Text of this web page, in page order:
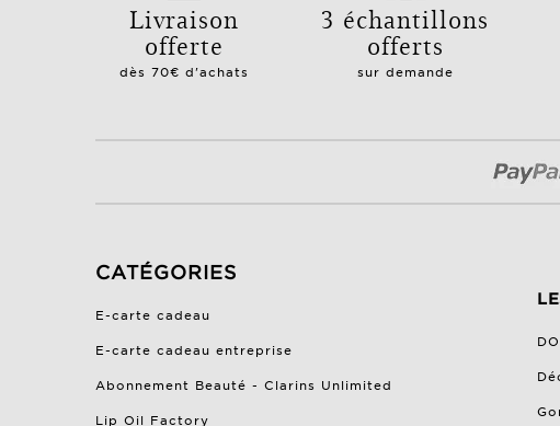
Livraison
offerte
dès 70€ d'achats
3 échantillons
offerts
sur demande
CATÉGORIES
E-carte cadeau
E-carte cadeau entreprise
Abonnement Beauté - Clarins Unlimited
Lip Oil Factory